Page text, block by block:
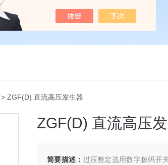
> ZGF(D) 直流高压发生器
ZGF(D) 直流高压
简要描述： 过压整定选用数字拨码开